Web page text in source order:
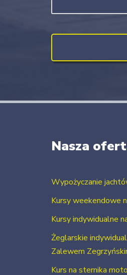
Nasza
Wypożyczanie
Kursy weekendowe
Kursy indywidualne
Żeglarskie
Zalewem
Kurs na sternika